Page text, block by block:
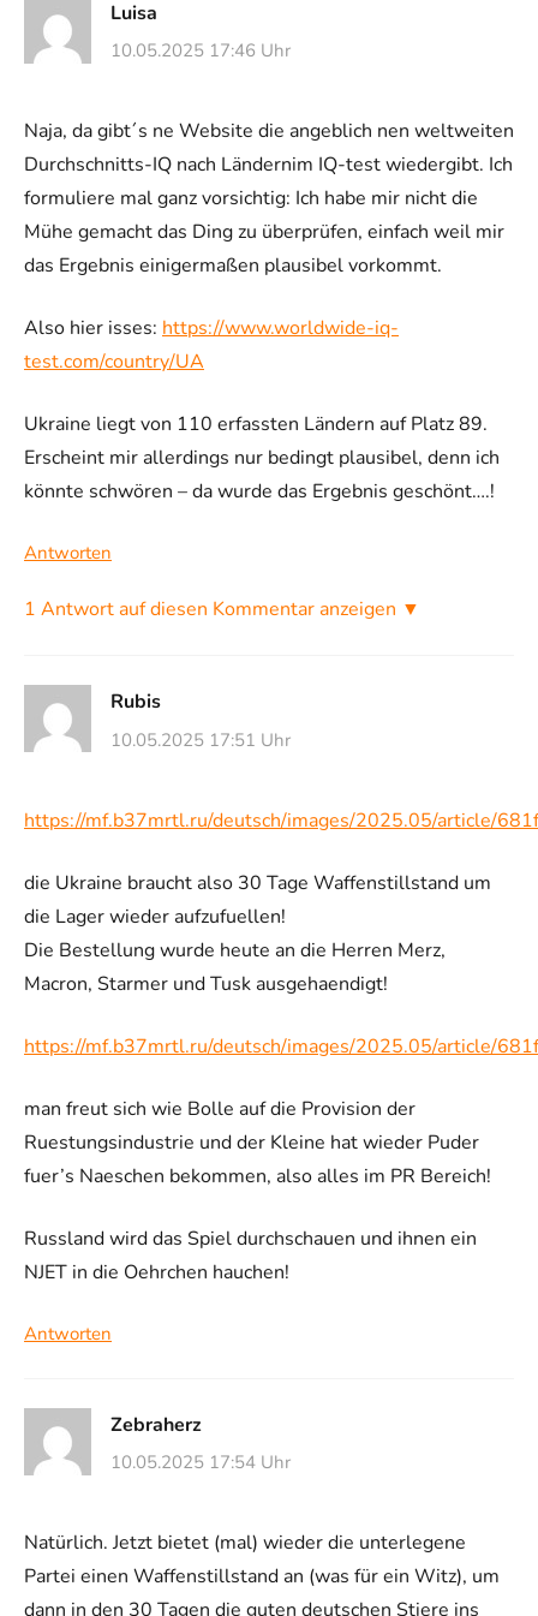
Luisa
10.05.2025 17:46 Uhr
Naja, da gibt´s ne Website die angeblich nen weltweiten
Durchschnitts-IQ nach Ländernim IQ-test wiedergibt. Ich
formuliere mal ganz vorsichtig: Ich habe mir nicht die
Mühe gemacht das Ding zu überprüfen, einfach weil mir
das Ergebnis einigermaßen plausibel vorkommt.
Also hier isses: https://www.worldwide-iq-
test.com/country/UA
Ukraine liegt von 110 erfassten Ländern auf Platz 89.
Erscheint mir allerdings nur bedingt plausibel, denn ich
könnte schwören – da wurde das Ergebnis geschönt….!
Antworten
1 Antwort auf diesen Kommentar anzeigen ▼
Rubis
10.05.2025 17:51 Uhr
https://mf.b37mrtl.ru/deutsch/images/2025.05/article/
die Ukraine braucht also 30 Tage Waffenstillstand um
die Lager wieder aufzufuellen!
Die Bestellung wurde heute an die Herren Merz,
Macron, Starmer und Tusk ausgehaendigt!
https://mf.b37mrtl.ru/deutsch/images/2025.05/article/
man freut sich wie Bolle auf die Provision der
Ruestungsindustrie und der Kleine hat wieder Puder
fuer’s Naeschen bekommen, also alles im PR Bereich!
Russland wird das Spiel durchschauen und ihnen ein
NJET in die Oehrchen hauchen!
Antworten
Zebraherz
10.05.2025 17:54 Uhr
Natürlich. Jetzt bietet (mal) wieder die unterlegene
Partei einen Waffenstillstand an (was für ein Witz), um
dann in den 30 Tagen die guten deutschen Stiere ins